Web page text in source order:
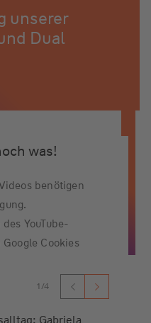
unserer
Dual
was!
benötigen
YouTube-
Cookies
Infos finden
Gabriela
1/4